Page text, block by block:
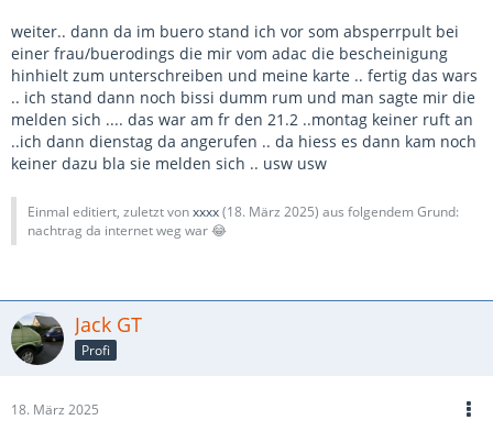
weiter.. dann da im buero stand ich vor som absperrpult bei
einer frau/buerodings die mir vom adac die bescheinigung
hinhielt zum unterschreiben und meine karte .. fertig das wars
.. ich stand dann noch bissi dumm rum und man sagte mir die
melden sich .... das war am fr den 21.2 ..montag keiner ruft an
..ich dann dienstag da angerufen .. da hiess es dann kam noch
keiner dazu bla sie melden sich .. usw usw
Einmal editiert, zuletzt vonxxxx(18. März 2025) aus folgendem Grund:
nachtrag da internet weg war 😂
Jack GT
Profi
18. März 2025